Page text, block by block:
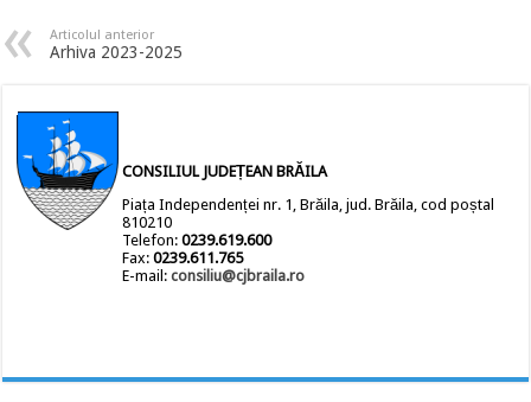
Articolul anterior
Arhiva 2023-2025
CONSILIUL JUDEȚEAN BRĂILA
Piața Independenței nr. 1, Brăila, jud. Brăila, cod poștal
810210
Telefon:0239.619.600
Fax:0239.611.765
E-mail:consiliu@cjbraila.ro